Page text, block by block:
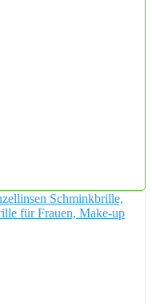
Schminkbrille,
für Frauen, Make-up